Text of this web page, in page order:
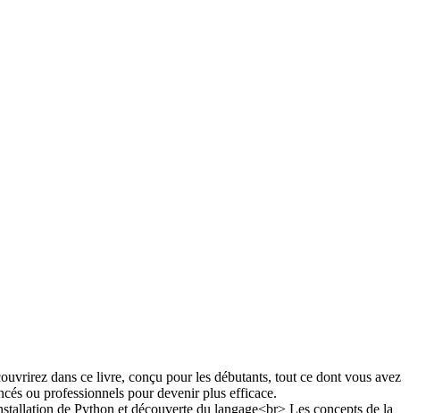
dans ce livre, conçu pour les débutants, tout ce dont vous avez
ou professionnels pour devenir plus efficace.
de Python et découverte du langage<br> Les concepts de la